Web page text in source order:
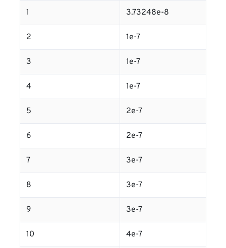
1 3.73248e-8
2 1e-7
3 1e-7
4 1e-7
5 2e-7
6 2e-7
7 3e-7
8 3e-7
9 3e-7
10 4e-7